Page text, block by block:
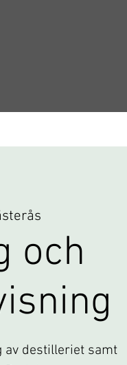
och
av destilleriet samt